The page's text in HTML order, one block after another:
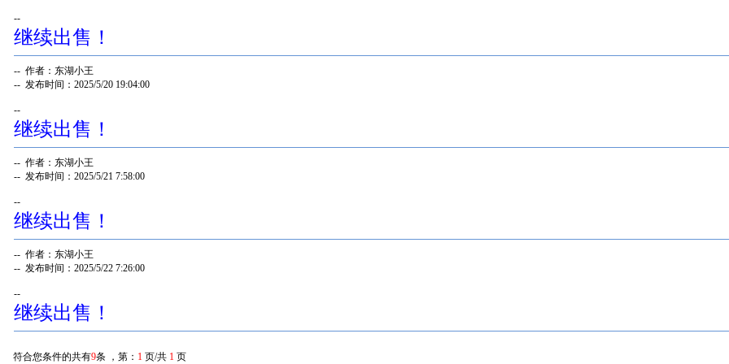
--
继续出售！
-- 作者：东湖小王
-- 发布时间：2025/5/20 19:04:00
--
继续出售！
-- 作者：东湖小王
-- 发布时间：2025/5/21 7:58:00
--
继续出售！
-- 作者：东湖小王
-- 发布时间：2025/5/22 7:26:00
--
继续出售！
符合您条件的共有9条 ，第： 1页/共 1页